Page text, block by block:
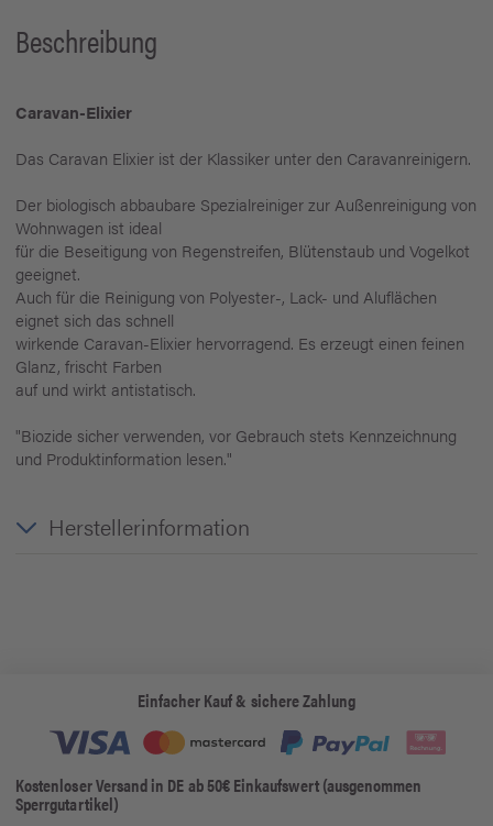
Beschreibung
Caravan-Elixier
Das Caravan Elixier ist der Klassiker unter den Caravanreinigern.
Der biologisch abbaubare Spezialreiniger zur Außenreinigung von
Wohnwagen ist ideal
für die Beseitigung von Regenstreifen, Blütenstaub und Vogelkot
geeignet.
Auch für die Reinigung von Polyester-, Lack- und Aluflächen
eignet sich das schnell
wirkende Caravan-Elixier hervorragend. Es erzeugt einen feinen
Glanz, frischt Farben
auf und wirkt antistatisch.
"Biozide sicher verwenden, vor Gebrauch stets Kennzeichnung
und Produktinformation lesen."
Herstellerinformation
Einfacher Kauf & sichere Zahlung
Kostenloser Versand in DE ab 50€ Einkaufswert (ausgenommen
Sperrgutartikel)